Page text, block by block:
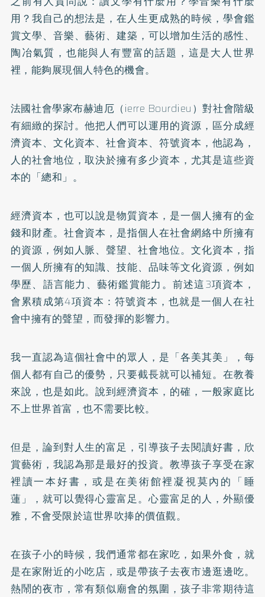
用？我自己的想法是，在人生更成熟的時候，學會鑑
賞文學、音樂、藝術、建築，可以增加生活的感性、
陶冶氣質，也能與人有豐富的話題，這是大人世界
裡，能夠展現個人特色的機會。
法國社會學家布赫迪厄（ierre Bourdieu）對社會階級
有細緻的探討。他把人們可以運用的資源，區分成經
濟資本、文化資本、社會資本、符號資本，他認為，
人的社會地位，取決於擁有多少資本，尤其是這些資
本的「總和」。
經濟資本，也可以說是物質資本，是一個人擁有的金
錢和財產。社會資本，是指個人在社會網絡中所擁有
的資源，例如人脈、聲望、社會地位。文化資本，指
一個人所擁有的知識、技能、品味等文化資源，例如
學歷、語言能力、藝術鑑賞能力。前述這3項資本，
會累積成第4項資本：符號資本，也就是一個人在社
會中擁有的聲望，而發揮的影響力。
我一直認為這個社會中的眾人，是「各美其美」，每
個人都有自己的優勢，只要截長就可以補短。在教養
來說，也是如此。說到經濟資本，的確，一般家庭比
不上世界首富，也不需要比較。
但是，論到對人生的富足，引導孩子去閱讀好書，欣
賞藝術，我認為那是最好的投資。教導孩子享受在家
裡讀一本好書，或是在美術館裡凝視莫內的「睡
蓮」，就可以覺得心靈富足。心靈富足的人，外顯優
雅，不會受限於這世界吹捧的價值觀。
在孩子小的時候，我們通常都在家吃，如果外食，就
是在家附近的小吃店，或是帶孩子去夜市邊逛邊吃。
熱鬧的夜市，常有類似廟會的氛圍，孩子非常期待這